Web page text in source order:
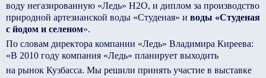
воду негазированную «Ледь» Н2О, и диплом за производство
природной артезианской воды «Студеная» и воды «Студеная
с йодом и селеном».
По словам директора компании «Ледь» Владимира Киреева:
«В 2010 году компания «Ледь» планирует выходить
на рынок Кузбасса. Мы решили принять участие в выставке